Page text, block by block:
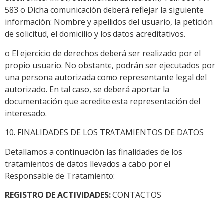
583 o Dicha comunicación deberá reflejar la siguiente
información: Nombre y apellidos del usuario, la petición
de solicitud, el domicilio y los datos acreditativos.
o El ejercicio de derechos deberá ser realizado por el
propio usuario. No obstante, podrán ser ejecutados por
una persona autorizada como representante legal del
autorizado. En tal caso, se deberá aportar la
documentación que acredite esta representación del
interesado.
10. FINALIDADES DE LOS TRATAMIENTOS DE DATOS
Detallamos a continuación las finalidades de los
tratamientos de datos llevados a cabo por el
Responsable de Tratamiento:
REGISTRO DE ACTIVIDADES:CONTACTOS